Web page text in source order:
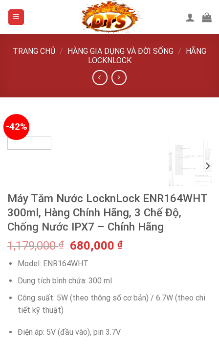
TRANG CHỦ / HÀNG GIA DỤNG VÀ ĐỜI SỐNG / HÃNG
LOCKNLOCK
-42%
Máy Tăm Nước LocknLock ENR164WHT
300ml, Hàng Chính Hãng, 3 Chế Độ,
Chống Nước IPX7 – Chính Hãng
1,179,000₫ 680,000₫
Model: ENR164WHT
Dung tích bình chứa: 300 ml
Công suất: 5W (theo thông số cơ bản) / 6.7W (theo chi
tiết kỹ thuật)
Điện áp: 5V (đầu vào), pin 3.7V